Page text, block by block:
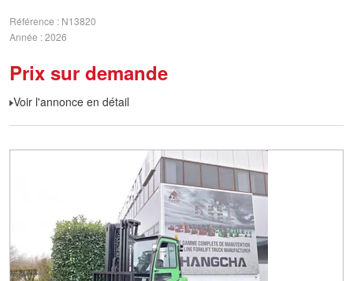
Référence
N13820
Année 2026
Prix sur demande
Voir l'annonce en détail